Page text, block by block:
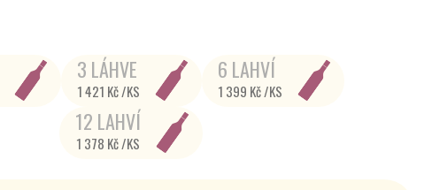
3 LÁHVE
1 421 Kč /KS
6 LAHVÍ
1 399 Kč /KS
12 LAHVÍ
1 378 Kč /KS